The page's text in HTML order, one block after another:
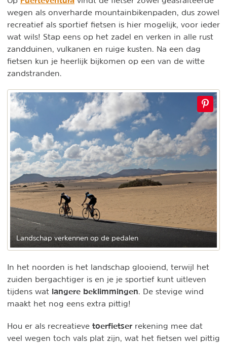
wegen als onverharde mountainbikenpaden, dus zowel
recreatief als sportief fietsen is hier mogelijk, voor ieder
wat wils! Stap eens op het zadel en verken in alle rust
zandduinen, vulkanen en ruige kusten. Na een dag
fietsen kun je heerlijk bijkomen op een van de witte
zandstranden.
Landschap verkennen op de pedalen
In het noorden is het landschap glooiend, terwijl het
zuiden bergachtiger is en je je sportief kunt uitleven
tijdens wat langere beklimmingen . De stevige wind
maakt het nog eens extra pittig!
Hou er als recreatieve toerfietser rekening mee dat
veel wegen toch vals plat zijn, wat het fietsen wel pittig